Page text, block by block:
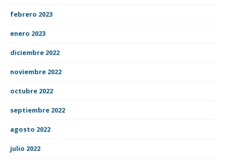
febrero 2023
enero 2023
diciembre 2022
noviembre 2022
octubre 2022
septiembre 2022
agosto 2022
julio 2022